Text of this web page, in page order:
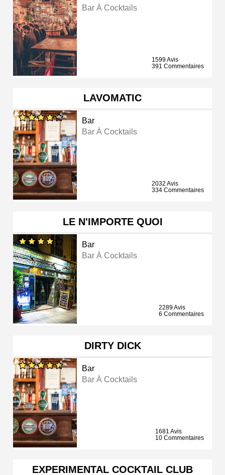
Bar À Cocktails
1599 Avis
391 Commentaires
LAVOMATIC
Bar
Bar À Cocktails
2032 Avis
334 Commentaires
LE N'IMPORTE QUOI
Bar
Bar À Cocktails
2289 Avis
6 Commentaires
DIRTY DICK
Bar
Bar À Cocktails
1681 Avis
10 Commentaires
EXPERIMENTAL COCKTAIL CLUB